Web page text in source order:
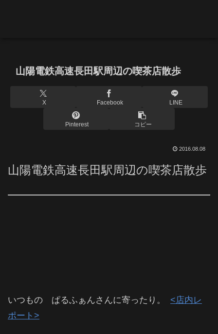
山陽電鉄高速長田駅周辺の喫茶店散歩
X Facebook LINE
Pinterest コピー
2016.08.08
山陽電鉄高速長田駅周辺の喫茶店散歩
いつもの ぱるふぁんさんに寄ったり。 <店内レ
ポート>